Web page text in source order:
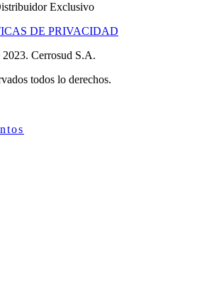
Exclusivo
DE PRIVACIDAD
Cerrosud S.A.
todos lo derechos.